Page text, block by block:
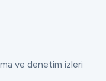
ve denetim izleri